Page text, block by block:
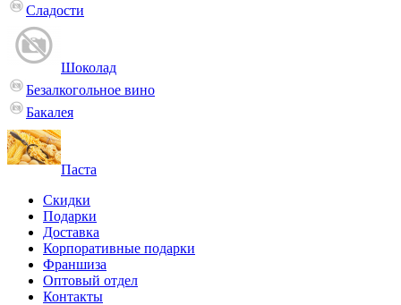
Сладости
Шоколад
Безалкогольное вино
Бакалея
Паста
Скидки
Подарки
Доставка
Корпоративные подарки
Франшиза
Оптовый отдел
Контакты